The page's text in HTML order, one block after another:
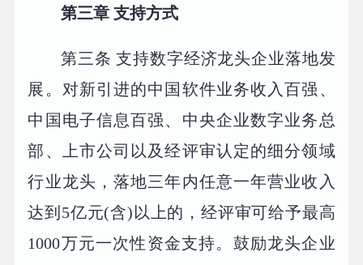
第三章 支持方式
第三条 支持数字经济龙头企业落地发
展。对新引进的中国软件业务收入百强、
中国电子信息百强、中央企业数字业务总
部、上市公司以及经评审认定的细分领域
行业龙头，落地三年内任意一年营业收入
达到5亿元(含)以上的，经评审可给予最高
1000万元一次性资金支持。鼓励龙头企业